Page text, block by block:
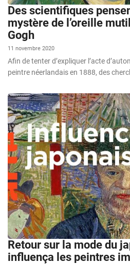
Des scientifiques
mystère de l’oreille
Gogh
11 novembre 2020
Afin de tenter d’expliquer l’acte
peintre néerlandais en 1888, des
Retour sur la mode du
influença les peintres